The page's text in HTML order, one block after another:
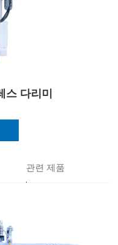
스 다리미
관련 제품